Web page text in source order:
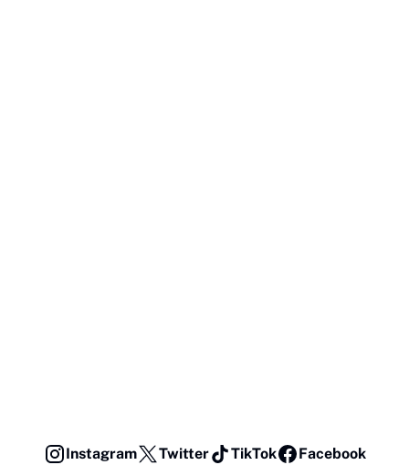
Instagram Twitter TikTok
Facebook